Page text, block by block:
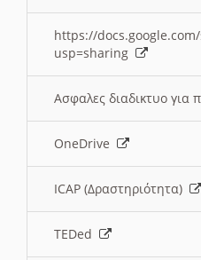
https://
usp=sharing
Ασφαλες διαδικτυο για
OneDrive
ICAP (Δραστηριότητα)
TEDed